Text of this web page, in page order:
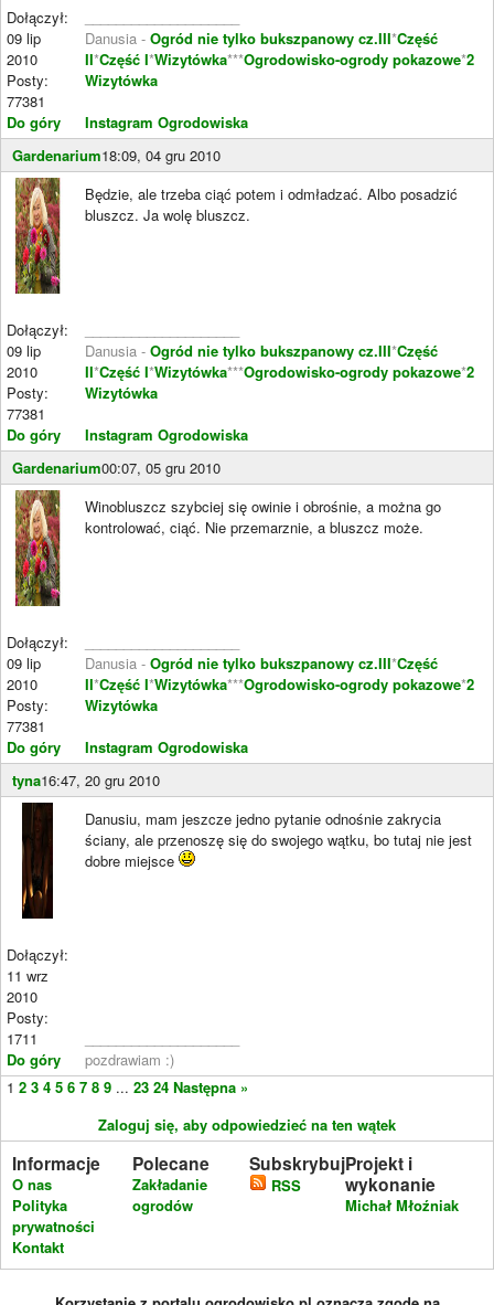
Dołączył:
09 lip
2010
Posty:
77381
Do góry
Danusia - Ogród nie tylko bukszpanowy cz.III*Część
II*Część I*Wizytówka***Ogrodowisko-ogrody pokazowe*2
Wizytówka
Instagram Ogrodowiska
Gardenarium18:09, 04 gru 2010
Dołączył:
09 lip
2010
Posty:
77381
Do góry
Będzie, ale trzeba ciąć potem i odmładzać. Albo posadzić
bluszcz. Ja wolę bluszcz.
Danusia - Ogród nie tylko bukszpanowy cz.III*Część
II*Część I*Wizytówka***Ogrodowisko-ogrody pokazowe*2
Wizytówka
Instagram Ogrodowiska
Gardenarium00:07, 05 gru 2010
Dołączył:
09 lip
2010
Posty:
77381
Do góry
Winobluszcz szybciej się owinie i obrośnie, a można go
kontrolować, ciąć. Nie przemarznie, a bluszcz może.
Danusia - Ogród nie tylko bukszpanowy cz.III*Część
II*Część I*Wizytówka***Ogrodowisko-ogrody pokazowe*2
Wizytówka
Instagram Ogrodowiska
tyna16:47, 20 gru 2010
Dołączył:
11 wrz
2010
Posty:
1711
Do góry
Danusiu, mam jeszcze jedno pytanie odnośnie zakrycia
ściany, ale przenoszę się do swojego wątku, bo tutaj nie jest
dobre miejsce
pozdrawiam :)
1 2 3 4 5 6 7 8 9 ... 23 24 Następna »
Zaloguj się, aby odpowiedzieć na ten wątek
Informacje
O nas
Polityka
prywatności
Kontakt
Polecane
Zakładanie
ogrodów
Subskrybuj
RSS
Projekt i
wykonanie
Michał Młoźniak